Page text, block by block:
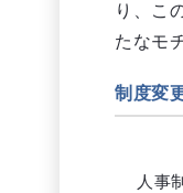
り、こ
たなモ
制度変
人事